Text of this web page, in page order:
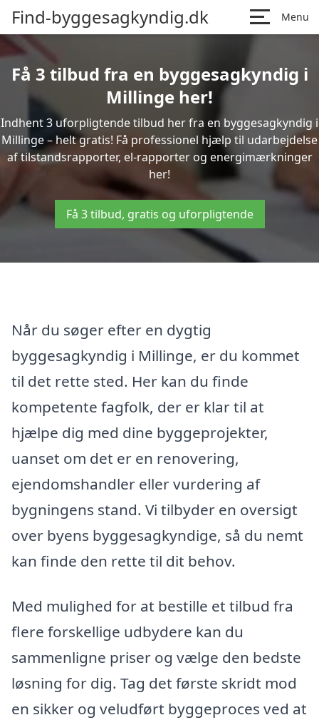
Find-byggesagkyndig.dk Menu
Få 3 tilbud fra en byggesagkyndig i
Millinge her!
Indhent 3 uforpligtende tilbud her fra en byggesagkyndig i
Millinge – helt gratis! Få professionel hjælp til udarbejdelse
af tilstandsrapporter, el-rapporter og energimærkninger
her!
Få 3 tilbud, gratis og uforpligtende
Når du søger efter en dygtig
byggesagkyndig i Millinge, er du kommet
til det rette sted. Her kan du finde
kompetente fagfolk, der er klar til at
hjælpe dig med dine byggeprojekter,
uanset om det er en renovering,
ejendomshandler eller vurdering af
bygningens stand. Vi tilbyder en oversigt
over byens byggesagkyndige, så du nemt
kan finde den rette til dit behov.
Med mulighed for at bestille et tilbud fra
flere forskellige udbydere kan du
sammenligne priser og vælge den bedste
løsning for dig. Tag det første skridt mod
en sikker og veludført byggeproces ved at